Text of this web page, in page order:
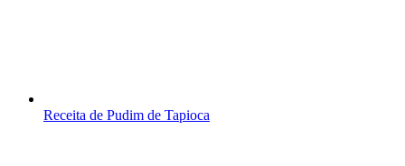
Receita de Pudim de Tapioca